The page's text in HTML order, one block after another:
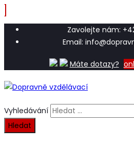
Zavolejte nám:
Email:
Máte dotazy?
Vyhledávání